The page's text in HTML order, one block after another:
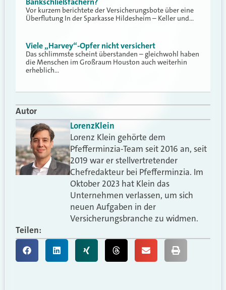
Vor kurzem berichtete der Versicherungsbote über eine
Überflutung In der Sparkasse Hildesheim – Keller und…
Viele „Harvey“-Opfer nicht versichert
Das schlimmste scheint überstanden – gleichwohl haben
die Menschen im Großraum Houston auch weiterhin
erheblich…
Autor
LorenzKlein
Lorenz Klein gehörte dem
Pfefferminzia-Team seit 2016 an, seit
2019 war er stellvertretender
Chefredakteur bei Pfefferminzia. Im
Oktober 2023 hat Klein das
Unternehmen verlassen, um sich
neuen Aufgaben in der
Versicherungsbranche zu widmen.
Teilen: